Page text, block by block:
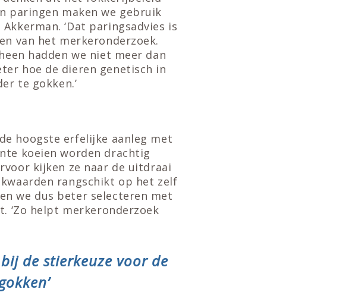
paringen maken we gebruik
Akkerman. ‘Dat paringsadvies is
van het merkeronderzoek.
hadden we niet meer dan
hoe de dieren genetisch in
te gokken.’
hoogste erfelijke aanleg met
koeien worden drachtig
kijken ze naar de uitdraai
rangschikt op het zelf
we dus beter selecteren met
‘Zo helpt merkeronderzoek
de stierkeuze voor de